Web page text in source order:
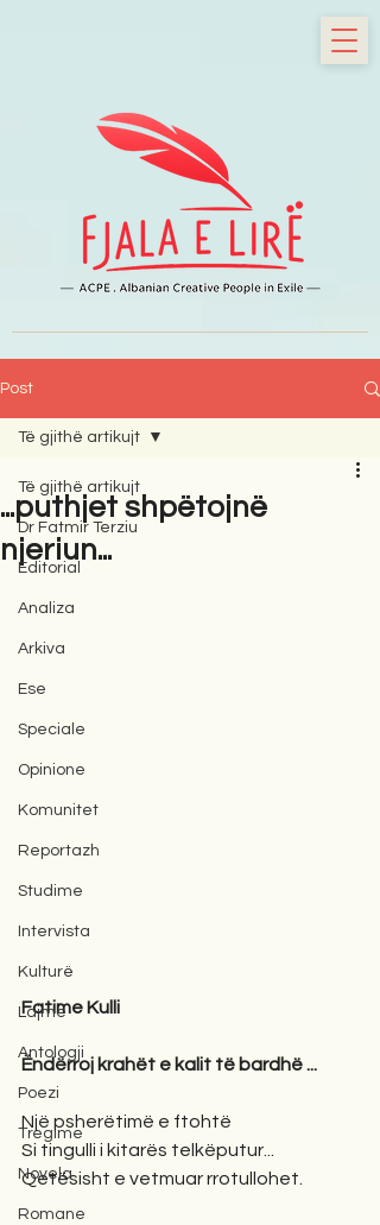
Post
Të gjithë artikujt
Dr Fatmir Terziu
Editorial
Analiza
Arkiva
Ese
Speciale
Opinione
Komunitet
Reportazh
Studime
Intervista
Kulturë
Lajme
Antologji
Poezi
Tregime
Novela
Romane
Të gjithë artikujt
...puthjet shpëtojnë
njeriun...
Fatime Kulli
Ëndërroj krahët e kalit të bardhë ...
Një psherëtimë e ftohtë
Si tingulli i kitarës telkëputur...
Qetësisht e vetmuar rrotullohet.